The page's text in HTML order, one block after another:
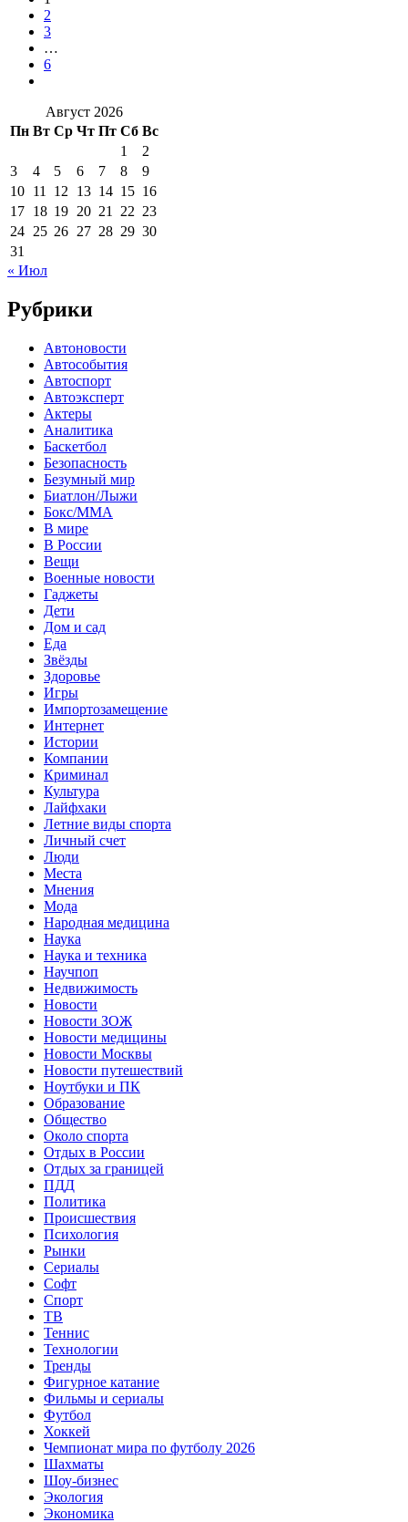
2
3
…
6
Август 2026
Пн Вт Ср Чт Пт Сб Вс
1
2
3
4 5 6 7 8
9
10 11 12 13 14 15 16
17 18 19 20 21 22 23
24 25 26 27 28 29 30
31
« Июл
Рубрики
Автоновости
Автособытия
Автоспорт
Автоэксперт
Актеры
Аналитика
Баскетбол
Безопасность
Безумный мир
Биатлон/Лыжи
Бокс/MMA
В мире
В России
Вещи
Военные новости
Гаджеты
Дети
Дом и сад
Еда
Звёзды
Здоровье
Игры
Импортозамещение
Интернет
Истории
Компании
Криминал
Культура
Лайфхаки
Летние виды спорта
Личный счет
Люди
Места
Мнения
Мода
Народная медицина
Наука
Наука и техника
Научпоп
Недвижимость
Новости
Новости ЗОЖ
Новости медицины
Новости Москвы
Новости путешествий
Ноутбуки и ПК
Образование
Общество
Около спорта
Отдых в России
Отдых за границей
ПДД
Политика
Происшествия
Психология
Рынки
Сериалы
Софт
Спорт
ТВ
Теннис
Технологии
Тренды
Фигурное катание
Фильмы и сериалы
Футбол
Хоккей
Чемпионат мира по футболу 2026
Шахматы
Шоу-бизнес
Экология
Экономика